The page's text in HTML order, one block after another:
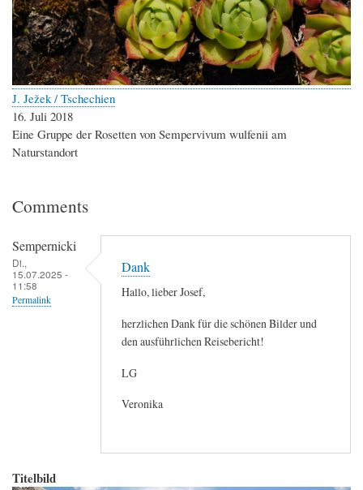
J. Ježek / Tschechien
16. Juli 2018
Eine Gruppe der Rosetten von Sempervivum wulfenii am
Naturstandort
Comments
Sempernicki
Di.,
15.07.2025 -
11:58
Permalink
Dank
Hallo, lieber Josef,
herzlichen Dank für die schönen Bilder und
den ausführlichen Reisebericht!
LG
Veronika
Titelbild